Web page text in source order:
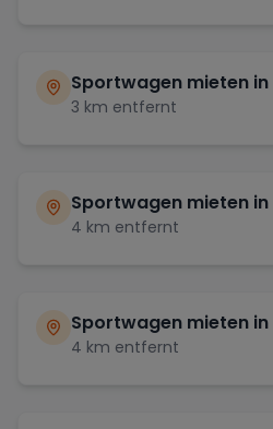
Sportwagen mieten in
3 km entfernt
Sportwagen mieten in
4 km entfernt
Sportwagen mieten in
4 km entfernt